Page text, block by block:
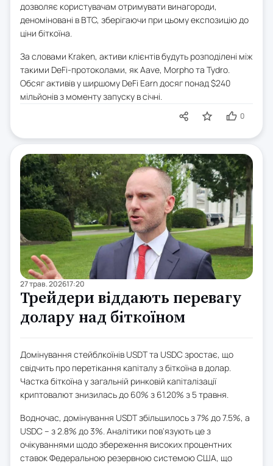
дозволяє користувачам отримувати винагороди,
деноміновані в BTC, зберігаючи при цьому експозицію до
ціни біткоїна.
За словами Kraken, активи клієнтів будуть розподілені між
такими DeFi-протоколами, як Aave, Morpho та Tydro.
Обсяг активів у ширшому DeFi Earn досяг понад $240
мільйонів з моменту запуску в січні.
0
27 трав. 202617:20
Трейдери віддають перевагу
долару над біткоїном
Домінування стейблкоїнів USDT та USDC зростає, що
свідчить про перетікання капіталу з біткоїна в долар.
Частка біткоїна у загальній ринковій капіталізації
криптовалют знизилась до 60% з 61.20% з 5 травня.
Водночас, домінування USDT збільшилось з 7% до 7.5%, а
USDC – з 2.8% до 3%. Аналітики пов'язують це з
очікуваннями щодо збереження високих процентних
ставок Федеральною резервною системою США, що